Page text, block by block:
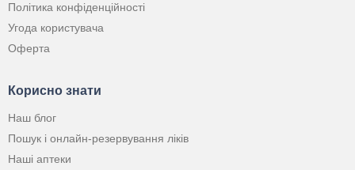
Політика конфіденційності
Угода користувача
Оферта
Корисно знати
Наш блог
Пошук і онлайн-резервування ліків
Наші аптеки